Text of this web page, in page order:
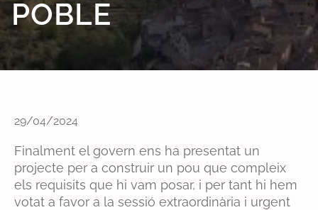
POBLE
29/04/2024
Finalment el govern ens ha presentat un
projecte per a construir un pou que compleix
els requisits que hi vam posar, i per tant hi hem
votat a favor a la sessió extraordinària i urgent